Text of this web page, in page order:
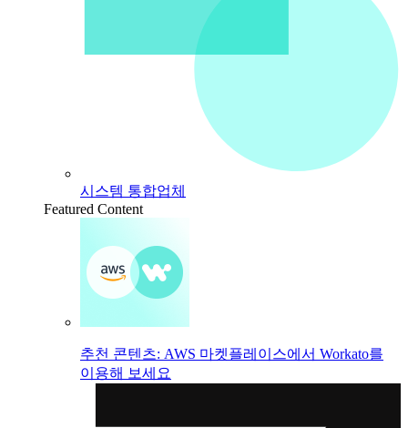
시스템 통합업체
Featured Content
추천 콘텐츠: AWS 마켓플레이스에서 Workato를
이용해 보세요